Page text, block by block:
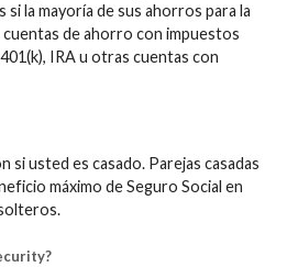
si la mayoría de sus ahorros para la
de ahorro con impuestos
IRA u otras cuentas con
si usted es casado. Parejas casadas
máximo de Seguro Social en